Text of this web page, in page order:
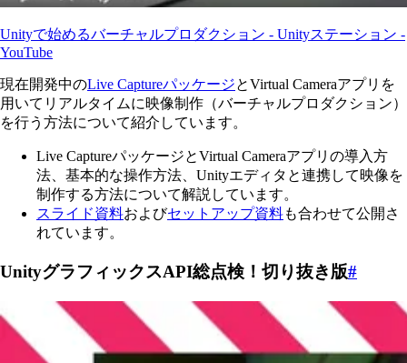
Unityで始めるバーチャルプロダクション - Unityステーション -
YouTube
現在開発中のLive CaptureパッケージとVirtual Cameraアプリを
用いてリアルタイムに映像制作（バーチャルプロダクション）
を行う方法について紹介しています。
Live CaptureパッケージとVirtual Cameraアプリの導入方
法、基本的な操作方法、Unityエディタと連携して映像を
制作する方法について解説しています。
スライド資料およびセットアップ資料も合わせて公開さ
れています。
UnityグラフィックスAPI総点検！切り抜き版#